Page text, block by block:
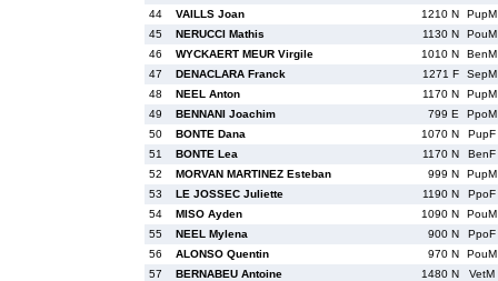
44
VAILLS Joan 1210 N
PupM
45
NERUCCI Mathis 1130 N
PouM
46
WYCKAERT MEUR Virgile 1010 N
BenM
47
DENACLARA Franck 1271 F
SepM
48
NEEL Anton 1170 N
PupM
49
BENNANI Joachim 799 E
PpoM
50
BONTE Dana 1070 N
PupF
51
BONTE Lea 1170 N
BenF
52
MORVAN MARTINEZ Esteban 999 N
PupM
53
LE JOSSEC Juliette 1190 N
PpoF
54
MISO Ayden 1090 N
PouM
55
NEEL Mylena 900 N
PpoF
56
ALONSO Quentin 970 N
PouM
57
BERNABEU Antoine 1480 N VetM